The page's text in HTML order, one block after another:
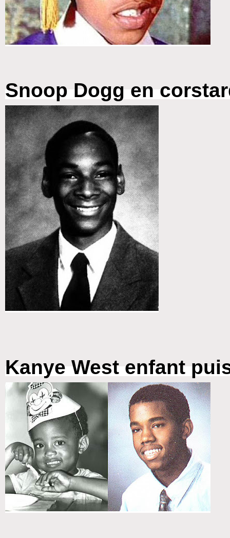
Snoop Dogg en
Kanye West enfant